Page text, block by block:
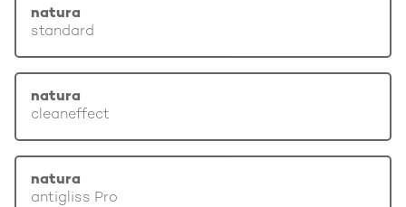
natura
standard
natura
cleaneffect
natura
antigliss Pro